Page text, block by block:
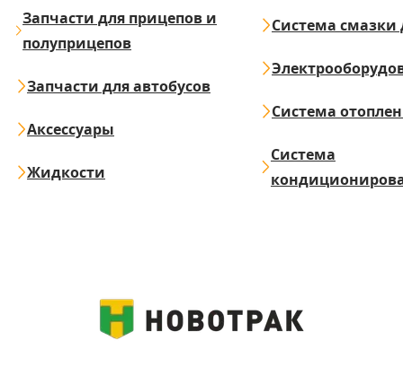
Запчасти для прицепов и
полуприцепов
Запчасти для автобусов
Аксессуары
Жидкости
Система смазки
Система
Система